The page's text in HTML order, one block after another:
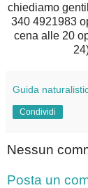
chiediamo
340 4921983
cena alle 20
Guida
Condividi
Nessun
Posta un